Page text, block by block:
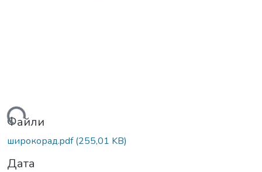
Файли
широкорад.pdf(255,01 KB)
Дата